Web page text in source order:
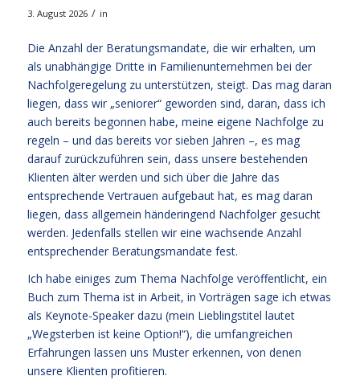
3. August 2026 / in
Die Anzahl der Beratungsmandate, die wir erhalten, um
als unabhängige Dritte in Familienunternehmen bei der
Nachfolgeregelung zu unterstützen, steigt. Das mag daran
liegen, dass wir „seniorer“ geworden sind, daran, dass ich
auch bereits begonnen habe, meine eigene Nachfolge zu
regeln – und das bereits vor sieben Jahren –, es mag
darauf zurückzuführen sein, dass unsere bestehenden
Klienten älter werden und sich über die Jahre das
entsprechende Vertrauen aufgebaut hat, es mag daran
liegen, dass allgemein händeringend Nachfolger gesucht
werden. Jedenfalls stellen wir eine wachsende Anzahl
entsprechender Beratungsmandate fest.
Ich habe einiges zum Thema Nachfolge veröffentlicht, ein
Buch zum Thema ist in Arbeit, in Vorträgen sage ich etwas
als Keynote-Speaker dazu (mein Lieblingstitel lautet
„Wegsterben ist keine Option!“), die umfangreichen
Erfahrungen lassen uns Muster erkennen, von denen
unsere Klienten profitieren.